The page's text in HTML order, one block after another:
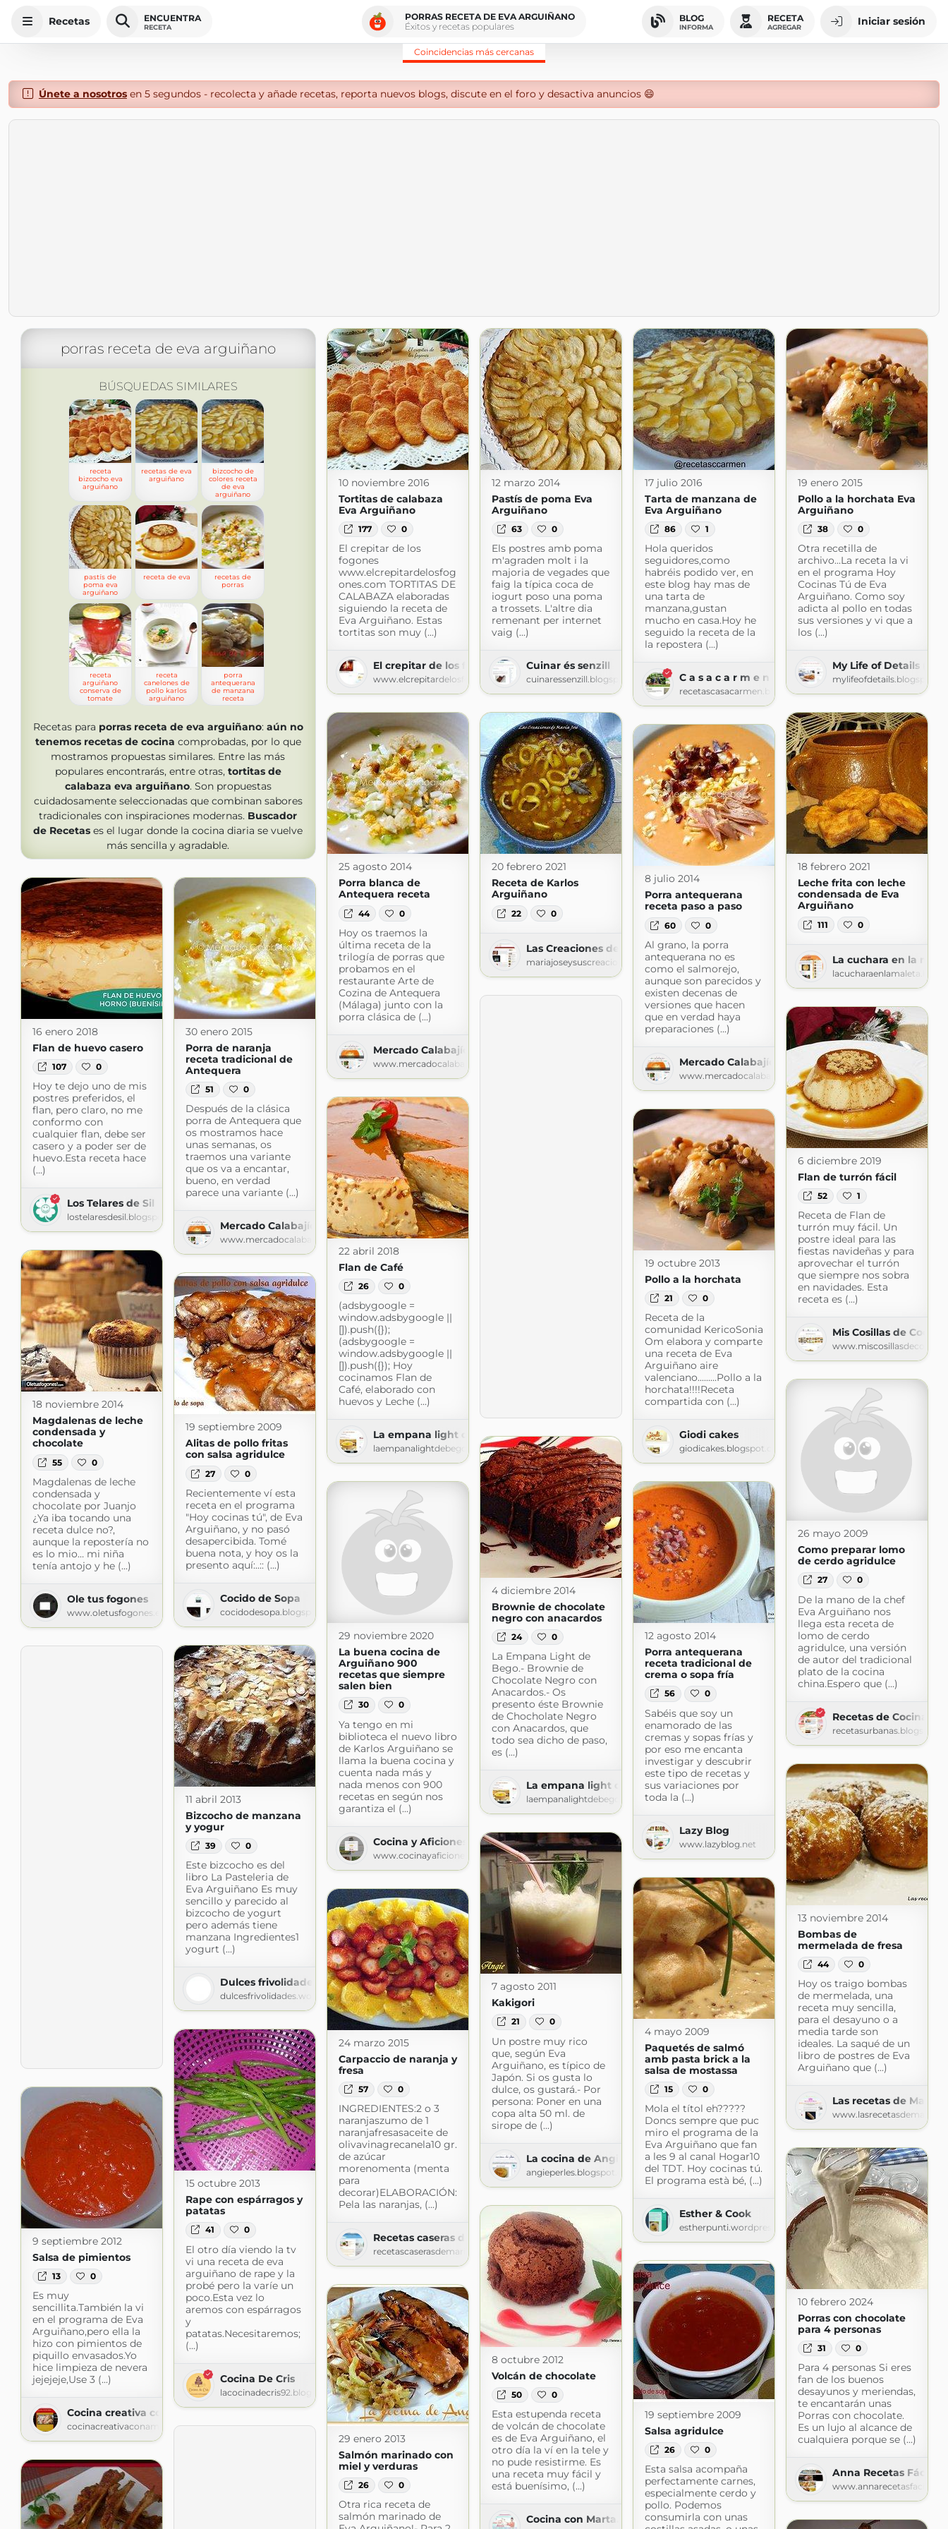
Recetas ENCUENTRA
RECETA
PORRAS RECETA DE EVA ARGUIÑANO
Éxitos y recetas populares
BLOG
INFORMA
RECETA
AGREGAR Iniciar sesión
Coincidencias más cercanas
Únete a nosotrosen 5 segundos - recolecta y añade recetas, reporta nuevos blogs, discute en el foro y desactiva anuncios 😄
porras receta de eva arguiñano
BÚSQUEDAS SIMILARES
receta
bizcocho eva
arguiñano
recetas de eva
arguiñano
bizcocho de
colores receta
de eva
arguiñano
pastís de
poma eva
arguiñano
receta de eva
recetas de
porras
receta
arguiñano
conserva de
tomate
receta
canelones de
pollo karlos
arguiñano
porra
antequerana
de manzana
receta
Recetas para porras receta de eva arguiñano: aún no
tenemos recetas de cocina comprobadas, por lo que
mostramos propuestas similares. Entre las más
populares encontrarás, entre otras, tortitas de
calabaza eva arguiñano. Son propuestas
cuidadosamente seleccionadas que combinan sabores
tradicionales con inspiraciones modernas. Buscador
de Recetas es el lugar donde la cocina diaria se vuelve
más sencilla y agradable.
10 noviembre 2016
Tortitas de calabaza
Eva Arguiñano
177 0
El crepitar de los
fogones
www.elcrepitardelosfog
ones.com TORTITAS DE
CALABAZA elaboradas
siguiendo la receta de
Eva Arguiñano. Estas
tortitas son muy (...)
El crepitar de los fogones
www.elcrepitardelosfogones.com
12 marzo 2014
Pastís de poma Eva
Arguiñano
63 0
Els postres amb poma
m'agraden molt i la
majoria de vegades que
faig la típica coca de
iogurt poso una poma
a trossets. L'altre dia
remenant per internet
vaig (...)
Cuinar és senzill
cuinaressenzill.blogspot.com
17 julio 2016
Tarta de manzana de
Eva Arguiñano
86 1
Hola queridos
seguidores,como
habréis podido ver, en
este blog hay mas de
una tarta de
manzana,gustan
mucho en casa.Hoy he
seguido la receta de la
la repostera (...)
C a s a c a r m e n
recetascasacarmen.blogspot.com
19 enero 2015
Pollo a la horchata Eva
Arguiñano
38 0
Otra recetilla de
archivo...La receta la vi
en el programa Hoy
Cocinas Tú de Eva
Arguiñano. Como soy
adicta al pollo en todas
sus versiones y vi que a
los (...)
My Life of Details (Mi
25 agosto 2014
Porra blanca de
Antequera receta
44 0
Hoy os traemos la
última receta de la
trilogía de porras que
probamos en el
restaurante Arte de
Cozina de Antequera
(Málaga) junto con la
porra clásica de (...)
Mercado Calabajío
www.mercadocalabajio.com
20 febrero 2021
Receta de Karlos
Arguiñano
22 0
Las Creaciones de María José
mariajoseysuscreaciones.blogspot.com
18 febrero 2021
Leche frita con leche
condensada de Eva
Arguiñano
111 0
La cuchara en la
8 julio 2014
Porra antequerana
receta paso a paso
60 0
Al grano, la porra
antequerana no es
como el salmorejo,
aunque son parecidos y
existen decenas de
versiones que hacen
que en verdad haya
preparaciones (...)
Mercado Calabajío
www.mercadocalabajio.com
16 enero 2018
Flan de huevo casero
107 0
Hoy te dejo uno de mis
postres preferidos, el
flan, pero claro, no me
conformo con
cualquier flan, debe ser
casero y a poder ser de
huevo.Esta receta hace
(...)
Los Telares de Sil
lostelaresdesil.blogspot.com
30 enero 2015
Porra de naranja
receta tradicional de
Antequera
51 0
Después de la clásica
porra de Antequera que
os mostramos hace
unas semanas, os
traemos una variante
que os va a encantar,
bueno, en verdad
parece una variante (...)
Mercado Calabajío
www.mercadocalabajio.com
6 diciembre 2019
Flan de turrón fácil
52 1
Receta de Flan de
turrón muy fácil. Un
postre ideal para las
fiestas navideñas y para
aprovechar el turrón
que siempre nos sobra
en navidades. Esta
receta es (...)
Mis Cosillas de Cocina
22 abril 2018
Flan de Café
26 0
(adsbygoogle =
window.adsbygoogle ||
[]).push({});
(adsbygoogle =
window.adsbygoogle ||
[]).push({}); Hoy
cocinamos Flan de
Café, elaborado con
huevos y Leche (...)
La empana light de bego
laempanalightdebego.blogspot.com
19 octubre 2013
Pollo a la horchata
21 0
Receta de la
comunidad KericoSonia
Om elabora y comparte
una receta de Eva
Arguiñano aire
valenciano.........Pollo a la
horchata!!!!Receta
compartida con (...)
Giodi cakes
giodicakes.blogspot.com
18 noviembre 2014
Magdalenas de leche
condensada y
chocolate
55 0
Magdalenas de leche
condensada y
chocolate por Juanjo
¿Ya iba tocando una
receta dulce no?,
aunque la repostería no
es lo mio… mi niña
tenía antojo y he (...)
Ole tus fogones
www.oletusfogones.es
19 septiembre 2009
Alitas de pollo fritas
con salsa agridulce
27 0
Recientemente ví esta
receta en el programa
"Hoy cocinas tú", de Eva
Arguiñano, y no pasó
desapercibida. Tomé
buena nota, y hoy os la
presento aquí:..:: (...)
Cocido de Sopa
cocidodesopa.blogspot.com
26 mayo 2009
Como preparar lomo
de cerdo agridulce
27 0
De la mano de la chef
Eva Arguiñano nos
llega esta receta de
lomo de cerdo
agridulce, una versión
de autor del tradicional
plato de la cocina
china.Espero que (...)
Recetas de Cocina
4 diciembre 2014
Brownie de chocolate
negro con anacardos
24 0
La Empana Light de
Bego.- Brownie de
Chocolate Negro con
Anacardos.- Os
presento éste Brownie
de Chocholate Negro
con Anacardos, que
todo sea dicho de paso,
es (...)
La empana light de bego
laempanalightdebego.blogspot.com
29 noviembre 2020
La buena cocina de
Arguiñano 900
recetas que siempre
salen bien
30 0
Ya tengo en mi
biblioteca el nuevo libro
de Karlos Arguiñano se
llama la buena cocina y
cuenta nada más y
nada menos con 900
recetas en según nos
garantiza el (...)
Cocina y Aficiones
www.cocinayaficiones.com
12 agosto 2014
Porra antequerana
receta tradicional de
crema o sopa fría
56 0
Sabéis que soy un
enamorado de las
cremas y sopas frías y
por eso me encanta
investigar y descubrir
este tipo de recetas y
sus variaciones por
toda la (...)
Lazy Blog
www.lazyblog.net
11 abril 2013
Bizcocho de manzana
y yogur
39 0
Este bizcocho es del
libro La Pasteleria de
Eva Arguiñano Es muy
sencillo y parecido al
bizcocho de yogurt
pero además tiene
manzana Ingredientes1
yogurt (...)
Dulces frivolidades
dulcesfrivolidades.wordpress.com
13 noviembre 2014
Bombas de
mermelada de fresa
44 0
Hoy os traigo bombas
de mermelada, una
receta muy sencilla,
para el desayuno o a
media tarde son
ideales. La saqué de un
libro de postres de Eva
Arguiñano que (...)
Las recetas de Masero
7 agosto 2011
Kakigori
21 0
Un postre muy rico
que, según Eva
Arguiñano, es típico de
Japón. Si os gusta lo
dulce, os gustará.- Por
persona: Poner en una
copa alta 50 ml. de
sirope de (...)
La cocina de Angie
angieperles.blogspot.com
4 mayo 2009
Paquetés de salmó
amb pasta brick a la
salsa de mostassa
15 0
Mola el títol eh?????
Doncs sempre que puc
miro el programa de la
Eva Arguiñano que fan
a les 9 al canal Hogar10
del TDT. Hoy cocinas tú.
El programa està bé, (...)
Esther & Cook
estherpunti.wordpress.com
24 marzo 2015
Carpaccio de naranja y
fresa
57 0
INGREDIENTES:2 o 3
naranjaszumo de 1
naranjafresasaceite de
olivavinagrecanela10 gr.
de azúcar
morenomenta (menta
para
decorar)ELABORACIÓN:
Pela las naranjas, (...)
Recetas caseras de mari carmen
recetascaserasdemaricarmen.blogspot.com
15 octubre 2013
Rape con espárragos y
patatas
41 0
El otro día viendo la tv
vi una receta de eva
arguiñano de rape y la
probé pero la varíe un
poco.Esta vez lo
aremos con espárragos
y
patatas.Necesitaremos;
(...)
Cocina De Cris
lacocinadecris92.blogspot.com
9 septiembre 2012
Salsa de pimientos
13 0
Es muy
sencillita.También la vi
en el programa de Eva
Arguiñano,pero ella la
hizo con pimientos de
piquillo envasados.Yo
hice limpieza de nevera
jejejeje,Use 3 (...)
Cocina creativa con amor. Ana Rial Ybáñez.
cocinacreativaconamor.blogspot.com
10 febrero 2024
Porras con chocolate
para 4 personas
31 0
Para 4 personas Si eres
fan de los buenos
desayunos y meriendas,
te encantarán unas
Porras con chocolate.
Es un lujo al alcance de
cualquiera porque se (...)
Anna Recetas Fáciles
8 octubre 2012
Volcán de chocolate
50 0
Esta estupenda receta
de volcán de chocolate
es de Eva Arguiñano, el
otro día la ví en la tele y
no pude resistirme. Es
una receta muy fácil y
está buenísimo, (...)
Cocina con Marta. Recetas fáciles, rápidas y caseras.
19 septiembre 2009
Salsa agridulce
26 0
Esta salsa acompaña
perfectamente carnes,
especialmente cerdo y
pollo. Podemos
consumirla con unas
29 enero 2013
Salmón marinado con
miel y verduras
26 0
Otra rica receta de
salmón marinado de